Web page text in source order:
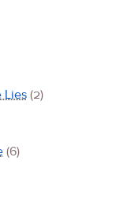
Lies (2)
(6)